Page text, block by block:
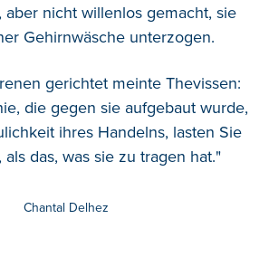
aber nicht willenlos gemacht, sie
Gehirnwäsche unterzogen.
gerichtet meinte Thevissen:
die gegen sie aufgebaut wurde,
ihres Handelns, lasten Sie
das, was sie zu tragen hat."
Chantal Delhez